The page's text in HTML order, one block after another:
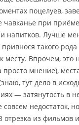
е
поцелуев,
чавканье при
напитков. Лучше
такого рода
месту. Впрочем, это
просто мнение),
тут дело в
— затянутость в
недостаток,
из фильмов и